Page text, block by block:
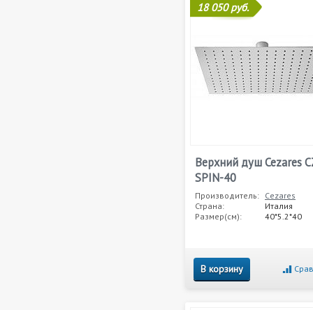
18 050 руб.
Верхний душ Cezares
SPIN-40
Производитель: Cezares
Страна:
Италия
Размер(см):
40*5.2*40
В корзину